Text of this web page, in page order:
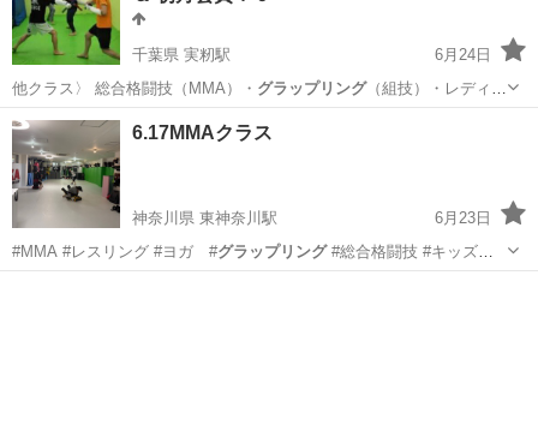
千葉県 実籾駅
6月24日
他クラス〉 総合格闘技（MMA）・ グラップリング（組技）・レディー
スキックボクシン…
千葉 習志野市 実籾駅
6.17MMAクラス
神奈川県 東神奈川駅
6月23日
#MMA #レスリング #ヨガ #グラップリング#総合格闘技 #キッズレ
スリン…